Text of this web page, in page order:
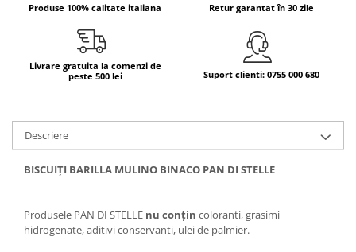
Produse de patiserie
Produse 100% calitate italiana Retur garantat în 30 zile
Livrare gratuita la comenzi de
peste 500 lei
Suport clienti: 0755 000 680
Descriere
BISCUIȚI BARILLA MULINO BINACO PAN DI STELLE
Produsele PAN DI STELLE nu conțin coloranti, grasimi
hidrogenate, aditivi conservanti, ulei de palmier.